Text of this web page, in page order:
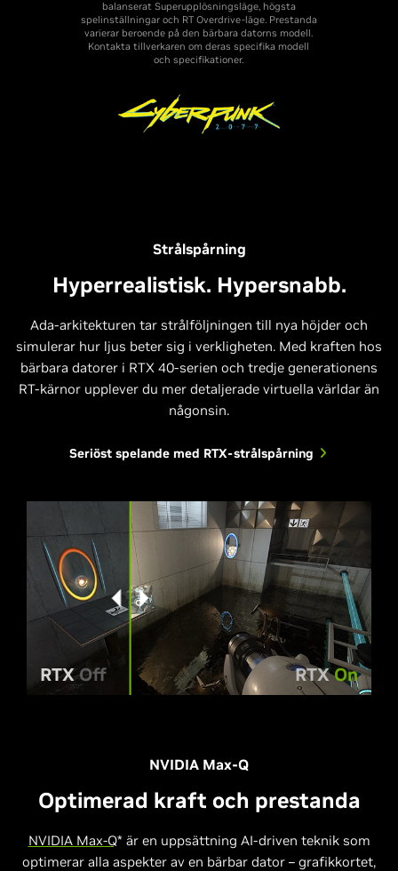
balanserat Superupplösningsläge, högsta
spelinställningar och RT Overdrive-läge. Prestanda
varierar beroende på den bärbara datorns modell.
Kontakta tillverkaren om deras specifika modell
och specifikationer.
Strålspårning
Hyperrealistisk. Hypersnabb.
Ada-arkitekturen tar strålföljningen till nya höjder och
simulerar hur ljus beter sig i verkligheten. Med kraften hos
bärbara datorer i RTX 40-serien och tredje generationens
RT-kärnor upplever du mer detaljerade virtuella världar än
någonsin.
Seriöst spelande med RTX-strålspårning
RTXOn
RTXOff
NVIDIA Max-Q
Optimerad kraft och prestanda
NVIDIA Max-Q* är en uppsättning AI-driven teknik som
optimerar alla aspekter av en bärbar dator – grafikkortet,